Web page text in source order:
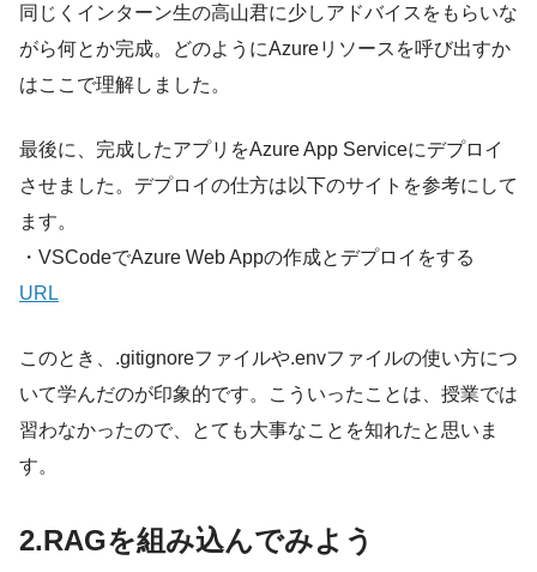
同じくインターン生の高山君に少しアドバイスをもらいな
がら何とか完成。どのようにAzureリソースを呼び出すか
はここで理解しました。
最後に、完成したアプリをAzure App Serviceにデプロイ
させました。デプロイの仕方は以下のサイトを参考にして
ます。
・VSCodeでAzure Web Appの作成とデプロイをする
URL
このとき、.gitignoreファイルや.envファイルの使い方につ
いて学んだのが印象的です。こういったことは、授業では
習わなかったので、とても大事なことを知れたと思いま
す。
2.RAGを組み込んでみよう